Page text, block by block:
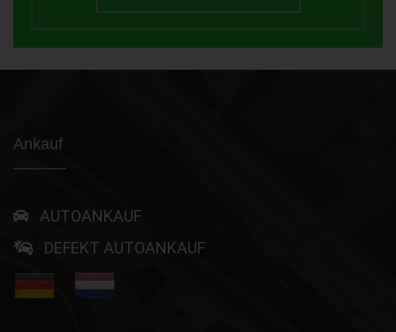
Ankauf
AUTOANKAUF
DEFEKT AUTOANKAUF